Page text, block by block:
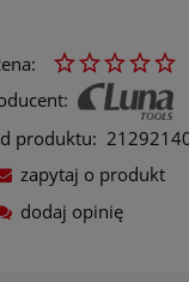
produktu:
zapytaj o produkt
dodaj opinię